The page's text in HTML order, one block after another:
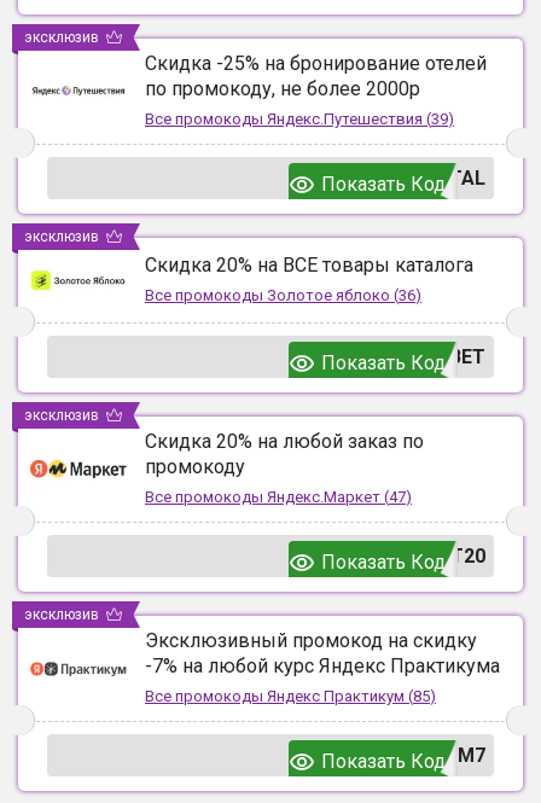
Скидка -25% на бронирование отелей
по промокоду, не более 2000р
Все промокоды Яндекс.Путешествия (39)
TAL
Показать Код
эксклюзив
Скидка 20% на ВСЕ товары каталога
Все промокоды Золотое яблоко (36)
ВЕТ
Показать Код
эксклюзив
Скидка 20% на любой заказ по
промокоду
Все промокоды Яндекс.Маркет (47)
T20
Показать Код
эксклюзив
Эксклюзивный промокод на скидку
-7% на любой курс Яндекс Практикума
Все промокоды Яндекс Практикум (85)
UM7
Показать Код
эксклюзив